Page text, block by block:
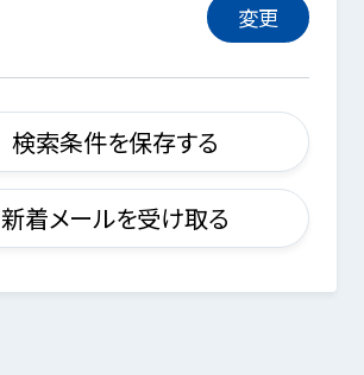
変更
検索条件を保存する
新着メールを受け取る